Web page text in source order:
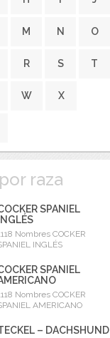
M N O
R S T
W X
raza
SPANIEL
INGLÉS
Nombres COCKER
INGLÉS
SPANIEL
Nombres COCKER
AMERICANO
– DACHSHUND